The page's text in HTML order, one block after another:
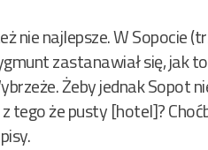
nie najlepsze. W Sopocie
zastanawiał się, jak
Żeby jednak Sopot
tego że pusty [hotel]?